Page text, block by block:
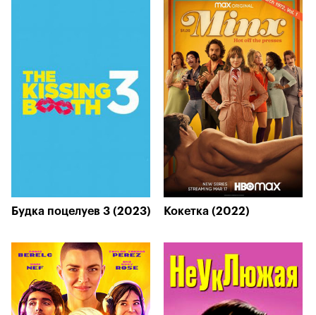
Будка поцелуев 3 (2023) Кокетка (2022)